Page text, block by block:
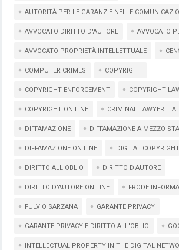
AUTORITÀ PER LE GARANZIE NELLE
AVVOCATO DIRITTO D'AUTORE AVVOCATO
AVVOCATO PROPRIETÀ INTELLETTUALE
COMPUTER CRIMES COPYRIGHT
COPYRIGHT ENFORCEMENT COPYRIGHT
COPYRIGHT ON LINE CRIMINAL LAWYER
DIFFAMAZIONE DIFFAMAZIONE A MEZZO
DIFFAMAZIONE ON LINE DIGITAL COPYRIGHT
DIRITTO ALL'OBLIO DIRITTO D'AUTORE
DIRITTO D'AUTORE ON LINE FRODE
FULVIO SARZANA GARANTE PRIVACY
GARANTE PRIVACY E DIRITTO ALL'OBLIO
INTELLECTUAL PROPERTY IN THE DIGITAL